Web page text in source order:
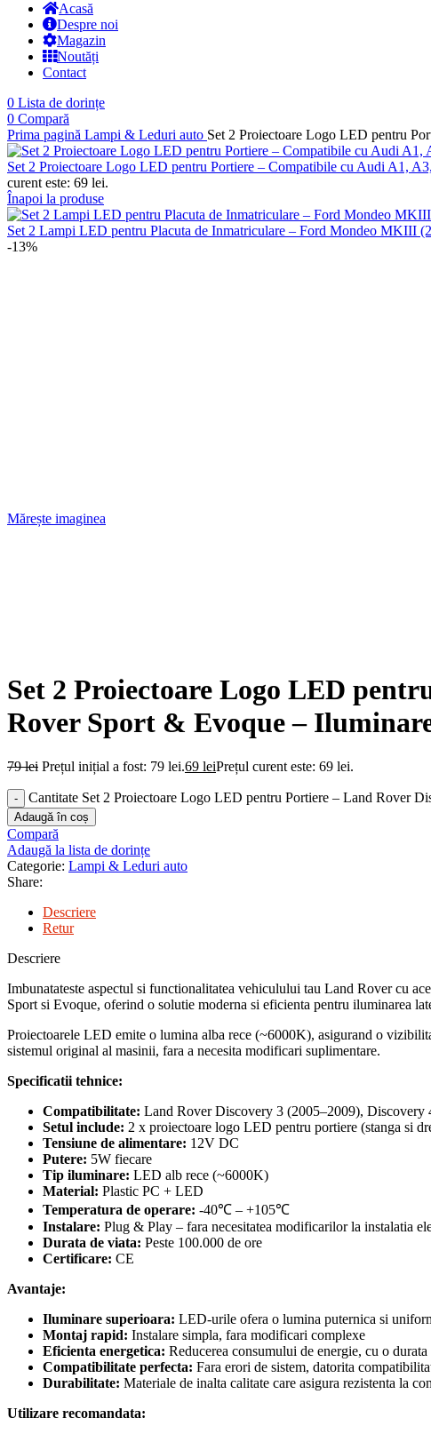
Acasă
Despre noi
Magazin
Noutăți
Contact
0 Lista de dorințe
0 Compară
Prima pagină Lampi & Leduri auto Set 2 Proiectoare Logo LED pentru
Set 2 Proiectoare Logo LED pentru Portiere – Compatibile cu Audi A1,
curent este: 69 lei.
Înapoi la produse
Set 2 Lampi LED pentru Placuta de Inmatriculare – Ford Mondeo MKIII
-13%
Mărește imaginea
Set 2 Proiectoare Logo LED
Rover Sport & Evoque –
79lei Prețul inițial a fost: 79 lei.69 leiPrețul curent este: 69 lei.
Cantitate Set 2 Proiectoare Logo LED pentru Portiere – Land Rover
Adaugă în coș
Compară
Adaugă la lista de dorințe
Categorie: Lampi & Leduri auto
Share:
Descriere
Retur
Descriere
Imbunatateste aspectul si functionalitatea vehiculului tau Land Rover cu
Sport si Evoque, oferind o solutie moderna si eficienta pentru iluminarea
Proiectoarele LED emite o lumina alba rece (~6000K), asigurand o
sistemul original al masinii, fara a necesita modificari suplimentare.
Specificatii tehnice:
Compatibilitate: Land Rover Discovery 3 (2005–2009), Discovery
Setul include: 2 x proiectoare logo LED pentru portiere (stanga si
Tensiune de alimentare: 12V DC
Putere: 5W fiecare
Tip iluminare: LED alb rece (~6000K)
Material: Plastic PC + LED
Temperatura de operare: -40℃ – +105℃
Instalare: Plug & Play – fara necesitatea modificarilor la instalatia
Durata de viata: Peste 100.000 de ore
Certificare: CE
Avantaje:
Iluminare superioara: LED-urile ofera o lumina puternica si
Montaj rapid: Instalare simpla, fara modificari complexe
Eficienta energetica: Reducerea consumului de energie, cu o
Compatibilitate perfecta: Fara erori de sistem, datorita
Durabilitate: Materiale de inalta calitate care asigura rezistenta la
Utilizare recomandata: